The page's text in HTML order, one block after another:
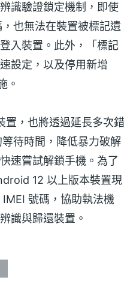
識驗證鎖定機制，即使
也無法在裝置被標記遺
入裝置。此外，「標記
設定，以及停用新增
。
置，也將透過延長多次錯
待時間，降低暴力破解
速嘗試解鎖手機。為了
12 以上版本裝置現
號碼，協助執法機
識與歸還裝置。